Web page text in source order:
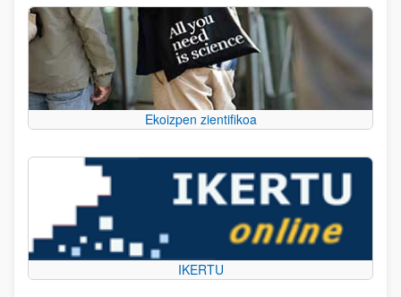
Ekoizpen zientifikoa
IKERTU